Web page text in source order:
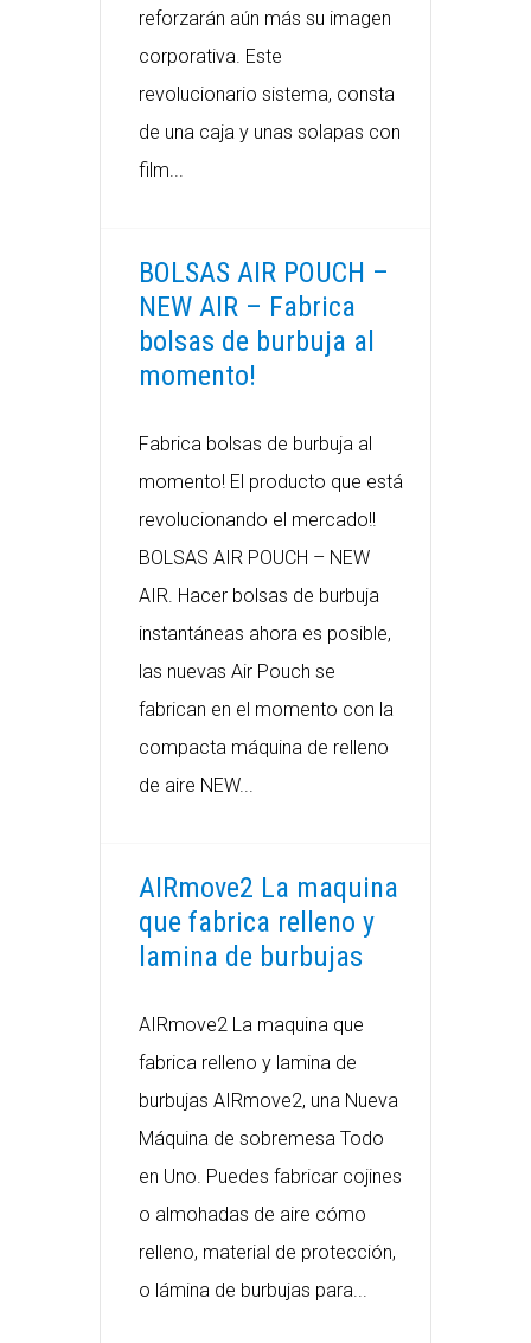
reforzarán aún más su imagen
corporativa. Este
revolucionario sistema, consta
de una caja y unas solapas con
film...
BOLSAS AIR POUCH –
NEW AIR – Fabrica
bolsas de burbuja al
momento!
Fabrica bolsas de burbuja al
momento! El producto que está
revolucionando el mercado!!
BOLSAS AIR POUCH – NEW
AIR. Hacer bolsas de burbuja
instantáneas ahora es posible,
las nuevas Air Pouch se
fabrican en el momento con la
compacta máquina de relleno
de aire NEW...
AIRmove2 La maquina
que fabrica relleno y
lamina de burbujas
AIRmove2 La maquina que
fabrica relleno y lamina de
burbujas AIRmove2, una Nueva
Máquina de sobremesa Todo
en Uno. Puedes fabricar cojines
o almohadas de aire cómo
relleno, material de protección,
o lámina de burbujas para...